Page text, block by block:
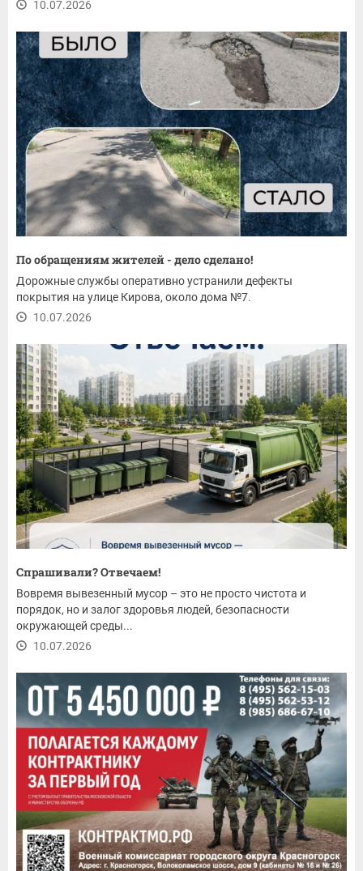
10.07.2026
По обращениям жителей - дело сделано!
Дорожные службы оперативно устранили дефекты
покрытия на улице Кирова, около дома №7.
10.07.2026
Спрашивали? Отвечаем!
Вовремя вывезенный мусор – это не просто чистота и
порядок, но и залог здоровья людей, безопасности
окружающей среды...
10.07.2026